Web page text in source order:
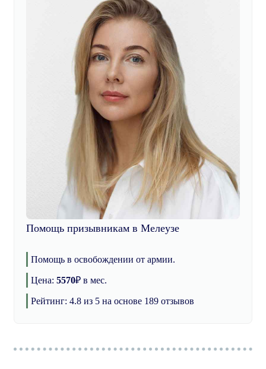
Помощь призывникам в Мелеузе
Помощь в освобождении от армии.
Цена: 5570₽ в мес.
Рейтинг: 4.8 из 5 на основе 189 отзывов